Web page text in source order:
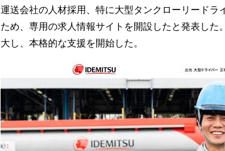
運送会社の人材採用、特に大型タンクローリードラ
ため、専用の求人情報サイトを開設したと発表し
大し、本格的な支援を開始した。